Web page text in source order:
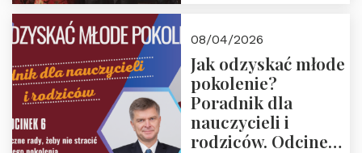
08/04/2026
Jak odzyskać młode
pokolenie?
Poradnik dla
nauczycieli i
rodziców. Odcinek